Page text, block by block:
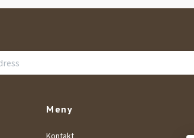
Meny
Kontakt